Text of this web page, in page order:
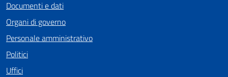
Documenti e dati
Organi di governo
Personale amministrativo
Politici
Uffici